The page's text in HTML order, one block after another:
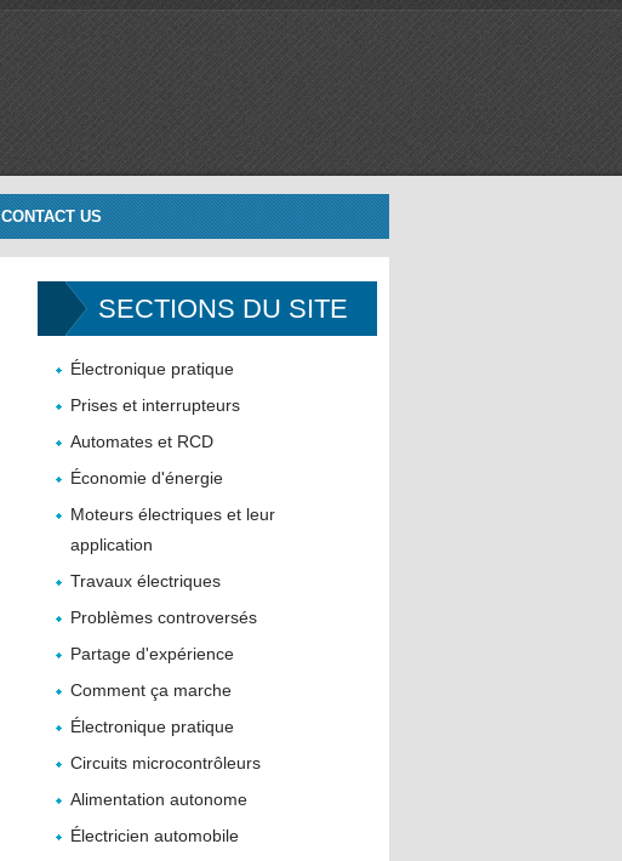
CONTACT US
SECTIONS DU SITE
Électronique pratique
Prises et interrupteurs
Automates et RCD
Économie d'énergie
Moteurs électriques et leur
application
Travaux électriques
Problèmes controversés
Partage d'expérience
Comment ça marche
Électronique pratique
Circuits microcontrôleurs
Alimentation autonome
Électricien automobile